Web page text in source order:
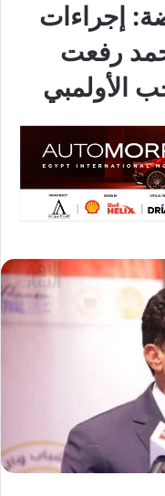
إجراءات
رفعت
الأولمبي